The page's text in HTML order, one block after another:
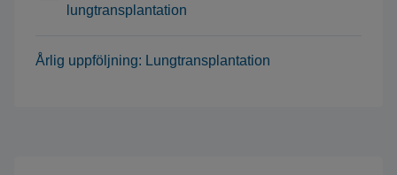
lungtransplantation
Årlig uppföljning: Lungtransplantation